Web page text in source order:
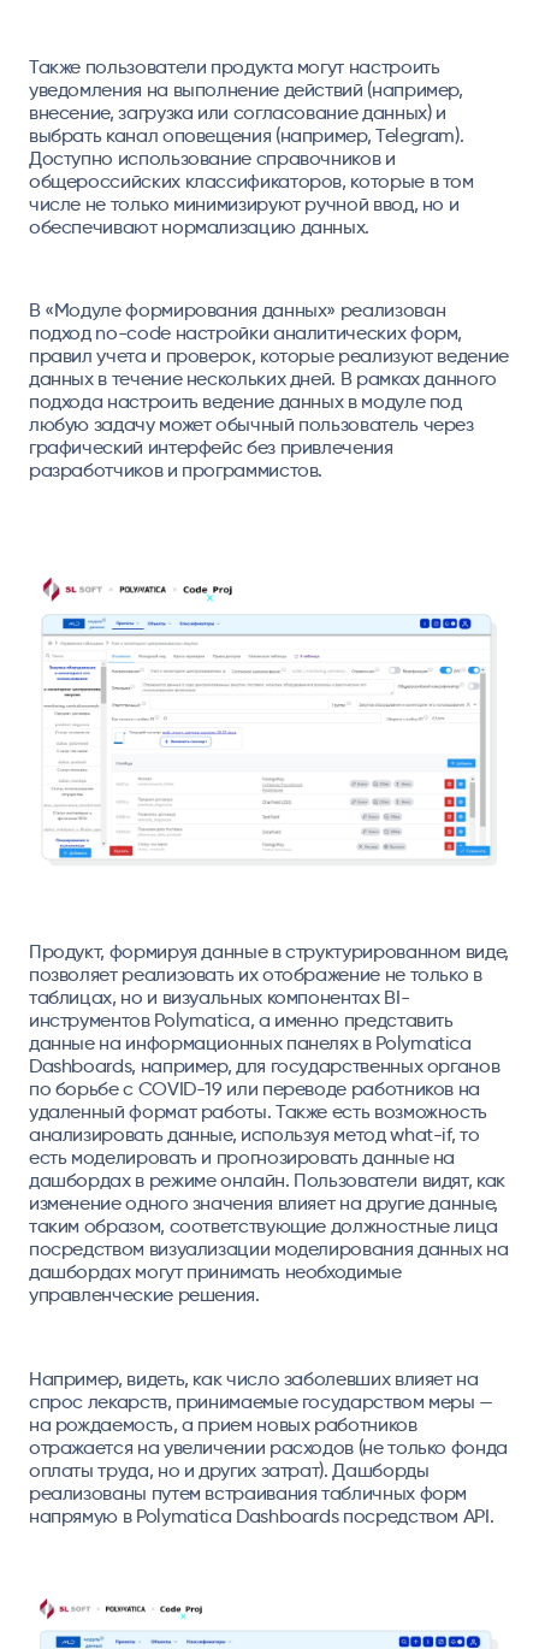
Также пользователи продукта могут настроить
уведомления на выполнение действий (например,
внесение, загрузка или согласование данных) и
выбрать канал оповещения (например, Telegram).
Доступно использование справочников и
общероссийских классификаторов, которые в том
числе не только минимизируют ручной ввод, но и
обеспечивают нормализацию данных.
В «Модуле формирования данных» реализован
подход no-сode настройки аналитических форм,
правил учета и проверок, которые реализуют ведение
данных в течение нескольких дней. В рамках данного
подхода настроить ведение данных в модуле под
любую задачу может обычный пользователь через
графический интерфейс без привлечения
разработчиков и программистов.
Продукт, формируя данные в структурированном виде,
позволяет реализовать их отображение не только в
таблицах, но и визуальных компонентах BI-
инструментов Polymatica, а именно представить
данные на информационных панелях в Polymatica
Dashboards, например, для государственных органов
по борьбе с COVID-19 или переводе работников на
удаленный формат работы. Также есть возможность
анализировать данные, используя метод what-if, то
есть моделировать и прогнозировать данные на
дашбордах в режиме онлайн. Пользователи видят, как
изменение одного значения влияет на другие данные,
таким образом, соответствующие должностные лица
посредством визуализации моделирования данных на
дашбордах могут принимать необходимые
управленческие решения.
Например, видеть, как число заболевших влияет на
спрос лекарств, принимаемые государством меры —
на рождаемость, а прием новых работников
отражается на увеличении расходов (не только фонда
оплаты труда, но и других затрат). Дашборды
реализованы путем встраивания табличных форм
напрямую в Polymatica Dashboards посредством API.